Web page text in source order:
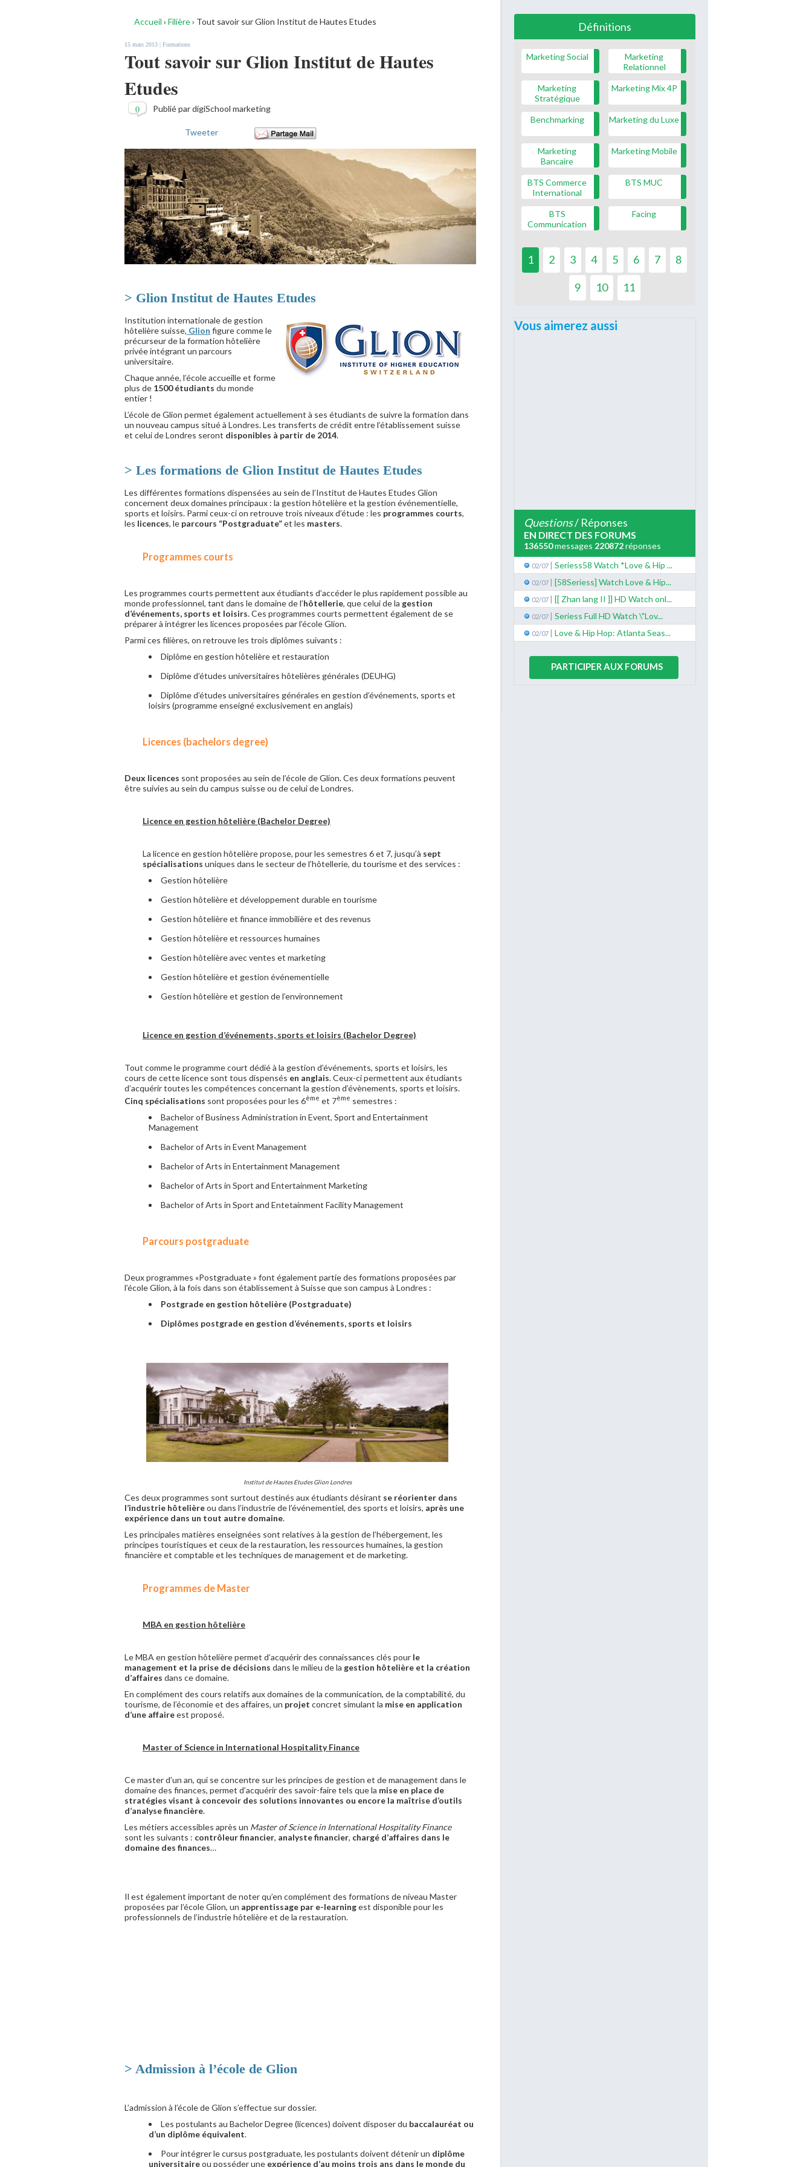
Accueil › Filière› Tout savoir sur Glion Institut de Hautes Etudes
15 mars 2013 | Formations
Tout savoir sur Glion Institut de Hautes
Etudes
Publié par digiSchool marketing
0
Tweeter
> Glion Institut de Hautes Etudes
Institution internationale de gestion
hôtelière suisse, Glion figure comme le
précurseur de la formation hôtelière
privée intégrant un parcours
universitaire.
Chaque année, l’école accueille et forme
plus de 1500 étudiants du monde
entier !
L’école de Glion permet également actuellement à ses étudiants de suivre la formation dans
un nouveau campus situé à Londres. Les transferts de crédit entre l’établissement suisse
et celui de Londres seront disponibles à partir de 2014.
> Les formations de Glion Institut de Hautes Etudes
Les différentes formations dispensées au sein de l’Institut de Hautes Etudes Glion
concernent deux domaines principaux : la gestion hôtelière et la gestion événementielle,
sports et loisirs. Parmi ceux-ci on retrouve trois niveaux d’étude : les programmes courts,
les licences, le parcours “Postgraduate”et les masters.
Programmes courts
Les programmes courts permettent aux étudiants d’accéder le plus rapidement possible au
monde professionnel, tant dans le domaine de l’hôtellerie, que celui de la gestion
d’événements, sports et loisirs. Ces programmes courts permettent également de se
préparer à intégrer les licences proposées par l’école Glion.
Parmi ces filières, on retrouve les trois diplômes suivants :
Diplôme en gestion hôtelière et restauration
Diplôme d’études universitaires hôtelières générales (DEUHG)
Diplôme d’études universitaires générales en gestion d’événements, sports et
loisirs (programme enseigné exclusivement en anglais)
Licences (bachelors degree)
Deux licences sont proposées au sein de l’école de Glion. Ces deux formations peuvent
être suivies au sein du campus suisse ou de celui de Londres.
Licence en gestion hôtelière (Bachelor Degree)
La licence en gestion hôtelière propose, pour les semestres 6 et 7, jusqu’à sept
spécialisations uniques dans le secteur de l’hôtellerie, du tourisme et des services :
Gestion hôtelière
Gestion hôtelière et développement durable en tourisme
Gestion hôtelière et finance immobilière et des revenus
Gestion hôtelière et ressources humaines
Gestion hôtelière avec ventes et marketing
Gestion hôtelière et gestion événementielle
Gestion hôtelière et gestion de l’environnement
Licence en gestion d’événements, sports et loisirs (Bachelor Degree)
Tout comme le programme court dédié à la gestion d’événements, sports et loisirs, les
cours de cette licence sont tous dispensés en anglais. Ceux-ci permettent aux étudiants
d’acquérir toutes les compétences concernant la gestion d’évènements, sports et loisirs.
Cinq spécialisations sont proposées pour les 6ème et 7ème semestres :
Bachelor of Business Administration in Event, Sport and Entertainment
Management
Bachelor of Arts in Event Management
Bachelor of Arts in Entertainment Management
Bachelor of Arts in Sport and Entertainment Marketing
Bachelor of Arts in Sport and Entetainment Facility Management
Parcours postgraduate
Deux programmes «Postgraduate » font également partie des formations proposées par
l’école Glion, à la fois dans son établissement à Suisse que son campus à Londres :
Postgrade en gestion hôtelière (Postgraduate)
Diplômes postgrade en gestion d’événements, sports et loisirs
Institut de Hautes Etudes Glion Londres
Ces deux programmes sont surtout destinés aux étudiants désirant se réorienter dans
l’industrie hôtelièreou dans l’industrie de l’événementiel, des sports et loisirs, après une
expérience dans un tout autre domaine.
Les principales matières enseignées sont relatives à la gestion de l’hébergement, les
principes touristiques et ceux de la restauration, les ressources humaines, la gestion
financière et comptable et les techniques de management et de marketing.
Programmes de Master
MBA en gestion hôtelière
Le MBA en gestion hôtelière permet d’acquérir des connaissances clés pour le
management et la prise de décisions dans le milieu de la gestion hôtelière et la création
d’affaires dans ce domaine.
En complément des cours relatifs aux domaines de la communication, de la comptabilité, du
tourisme, de l’économie et des affaires, un projet concret simulant la mise en application
d’une affaireest proposé.
Master of Science in International Hospitality Finance
Ce master d’un an, qui se concentre sur les principes de gestion et de management dans le
domaine des finances, permet d’acquérir des savoir-faire tels que la mise en place de
stratégies visant à concevoir des solutions innovantes ou encore la maîtrise d’outils
d’analyse financière.
Les métiers accessibles après un Master of Science in International Hospitality Finance
sont les suivants : contrôleur financier, analyste financier, chargé d’affaires dans le
domaine des finances…
Il est également important de noter qu’en complément des formations de niveau Master
proposées par l’école Glion, un apprentissage par e-learningest disponible pour les
professionnels de l’industrie hôtelière et de la restauration.
> Admission à l’école de Glion
L’admission à l’école de Glion s’effectue sur dossier.
Les postulants au Bachelor Degree (licences) doivent disposer du baccalauréat ou
d’un diplôme équivalent.
Pour intégrer le cursus postgraduate, les postulants doivent détenir un diplôme
universitaireou posséder une expérience d’au moins trois ans dans le monde du
Définitions
Marketing Social
Marketing
Relationnel
Marketing
Stratégique
Marketing Mix 4P
Benchmarking Marketing du Luxe
Marketing
Bancaire
Marketing Mobile
BTS Commerce
International
BTS MUC
BTS
Communication
Facing
1 2 3 4 5 6 7 8
9 10 11
Vous aimerez aussi
Questions/ Réponses
EN DIRECT DES FORUMS
136550messages 220872réponses
02/07 | Seriess58 Watch *Love & Hip ...
02/07 | [58Seriess] Watch Love & Hip...
02/07 | [[ Zhan lang II ]] HD Watch onl...
02/07 | Seriess Full HD Watch \"Lov...
02/07 | Love & Hip Hop: Atlanta Seas...
PARTICIPER AUX FORUMS